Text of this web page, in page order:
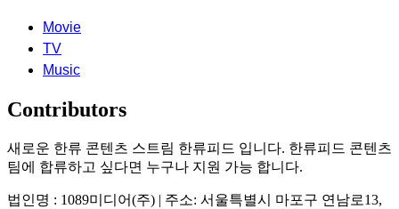
Movie
TV
Music
Contributors
새로운 한류 콘텐츠 스트림 한류피드 입니다. 한류피드 콘텐츠
팀에 합류하고 싶다면 누구나 지원 가능 합니다.
법인명 : 1089미디어(주) | 주소: 서울특별시 마포구 연남로13,